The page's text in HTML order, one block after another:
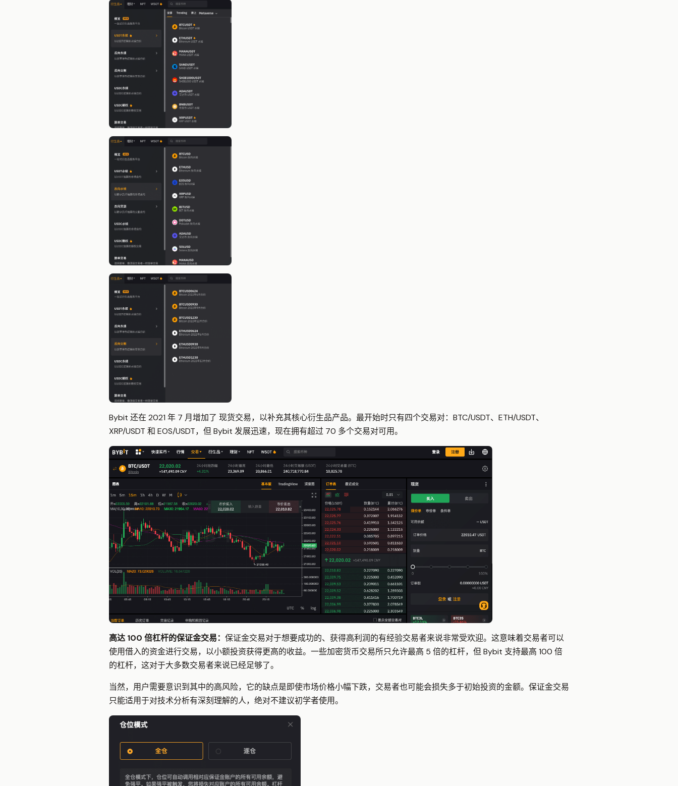
Bybit 还在 2021 年 7 月增加了 现货交易，以补充其核心衍生品产品。最开始时只有四个交易对：BTC/USDT、ETH/USDT、
XRP/USDT 和 EOS/USDT，但 Bybit 发展迅速，现在拥有超过 70 多个交易对可用。
高达 100 倍杠杆的保证金交易： 保证金交易对于想要成功的、获得高利润的有经验交易者来说非常受欢迎。这意味着交易者可以
使用借入的资金进行交易，以小额投资获得更高的收益。一些加密货币交易所只允许最高 5 倍的杠杆，但 Bybit 支持最高 100 倍
的杠杆，这对于大多数交易者来说已经足够了。
当然，用户需要意识到其中的高风险，它的缺点是即使市场价格小幅下跌，交易者也可能会损失多于初始投资的金额。保证金交易
只能适用于对技术分析有深刻理解的人，绝对不建议初学者使用。